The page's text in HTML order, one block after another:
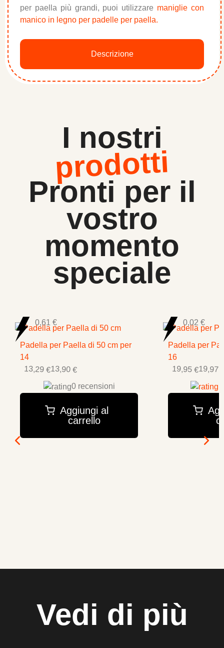
Descrizione
per paella più grandi, puoi utilizzare maniglie con
manico in legno per padelle per paella.
I nostri
prodotti
Pronti per il
vostro
momento
speciale
0,61 €
Padella per Paella di 50 cm per
14
13,29 €13,90 €
0 recensioni
Aggiungi al
carrello
0,02 €
Padella per
16
19,95 €19,97
Vedi di più